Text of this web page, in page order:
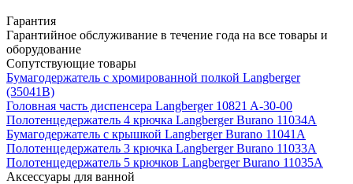
Гарантия
Гарантийное обслуживание в течение года на все товары и
оборудование
Сопутствующие товары
Бумагодержатель с хромированной полкой Langberger
(35041B)
Головная часть диспенсера Langberger 10821 A-30-00
Полотенцедержатель 4 крючка Langberger Burano 11034А
Бумагодержатель с крышкой Langberger Burano 11041А
Полотенцедержатель 3 крючка Langberger Burano 11033А
Полотенцедержатель 5 крючков Langberger Burano 11035А
Аксессуары для ванной